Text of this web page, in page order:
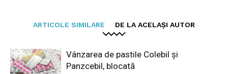
ARTICOLE SIMILARE DE LA ACELAȘI AUTOR
Vânzarea de pastile Colebil și
Panzcebil, blocată